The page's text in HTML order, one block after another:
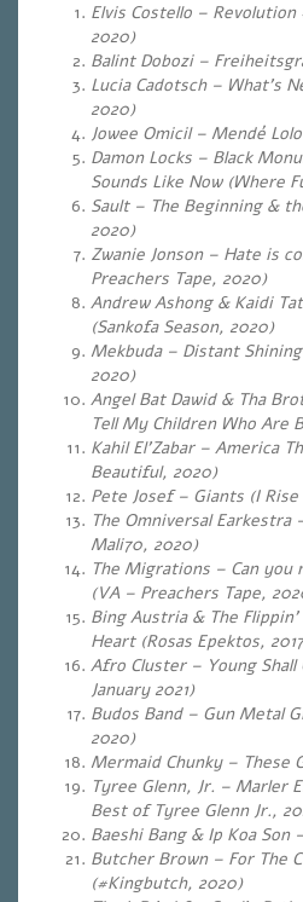
Elvis Costello – Revolution
2020)
Balint Dobozi –
Lucia Cadotsch – What’s
2020)
Jowee Omicil – Mendé
Damon Locks – Black
Sounds Like Now (Where
Sault – The Beginning &
2020)
Zwanie Jonson – Hate is
Preachers Tape, 2020)
Andrew Ashong & Kaidi
(Sankofa Season, 2020)
Mekbuda – Distant
2020)
Angel Bat Dawid & Tha
Tell My Children Who Are
Kahil El’Zabar – America
Beautiful, 2020)
Pete Josef – Giants (I
The Omniversal Earkestra
Mali70, 2020)
The Migrations – Can
(VA – Preachers Tape,
Bing Austria & The
Heart (Rosas Epektos,
Afro Cluster – Young Shall
January 2021)
Budos Band – Gun Metal
2020)
Mermaid Chunky – These
Tyree Glenn, Jr. – Marler
Best of Tyree Glenn Jr.,
Baeshi Bang & Ip Koa Son
Butcher Brown – For The
(#Kingbutch, 2020)